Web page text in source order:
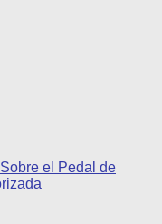
el Pedal de